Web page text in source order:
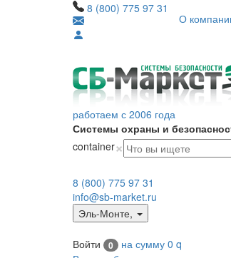
8 (800) 775 97 31
О
работаем с 2006 года
Системы охраны и
container×
8 (800) 775 97 31
info@sb-market.ru
Эль-Монте,
Войти 0 на сумму 0 q